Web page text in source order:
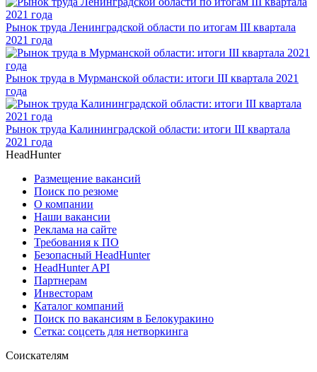
Рынок труда Ленинградской области по итогам III квартала
2021 года
Рынок труда в Мурманской области: итоги III квартала 2021
года
Рынок труда Калининградской области: итоги III квартала
2021 года
HeadHunter
Размещение вакансий
Поиск по резюме
О компании
Наши вакансии
Реклама на сайте
Требования к ПО
Безопасный HeadHunter
HeadHunter API
Партнерам
Инвесторам
Каталог компаний
Поиск по вакансиям в Белокуракино
Сетка: соцсеть для нетворкинга
Соискателям